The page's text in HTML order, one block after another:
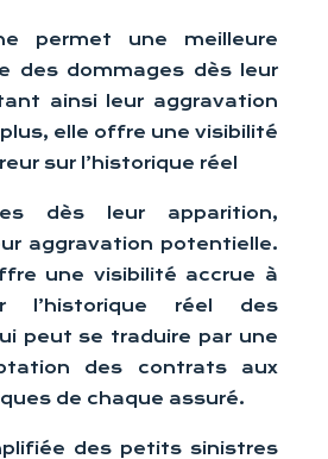
permet une meilleure
des dommages dès leur
ainsi leur aggravation
elle offre une visibilité
sur l’historique réel
dès leur apparition,
aggravation potentielle.
une visibilité accrue à
l’historique réel des
peut se traduire par une
des contrats aux
de chaque assuré.
des petits sinistres